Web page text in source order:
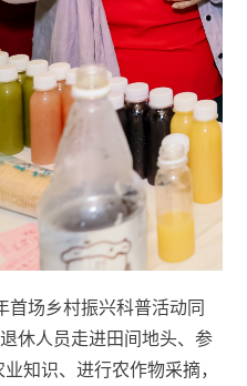
首场乡村振兴科普活动同
休人员走进田间地头、参
知识、进行农作物采摘，